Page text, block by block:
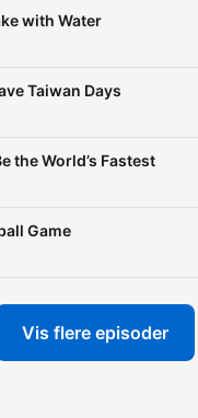
with Water
Taiwan Days
the World’s Fastest
Game
Vis flere episoder